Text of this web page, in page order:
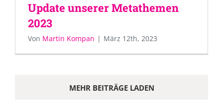
Update unserer Metathemen
2023
Von Martin Kompan | März 12th, 2023
MEHR BEITRÄGE LADEN